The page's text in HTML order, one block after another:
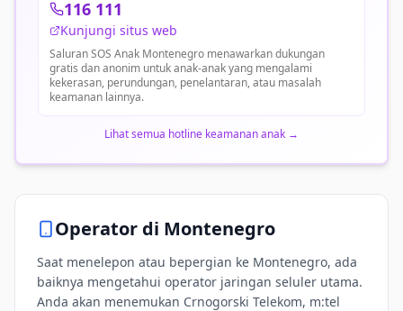
116 111
Kunjungi situs web
Saluran SOS Anak Montenegro menawarkan dukungan
gratis dan anonim untuk anak-anak yang mengalami
kekerasan, perundungan, penelantaran, atau masalah
keamanan lainnya.
Lihat semua hotline keamanan anak →
Operator di Montenegro
Saat menelepon atau bepergian ke Montenegro, ada
baiknya mengetahui operator jaringan seluler utama.
Anda akan menemukan Crnogorski Telekom, m:tel